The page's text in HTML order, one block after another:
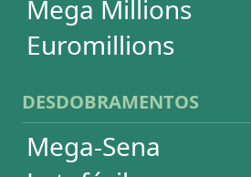
ASSINATURA
Palpites Estatísticos
Análises Estatísticas
Simulador de Apostas